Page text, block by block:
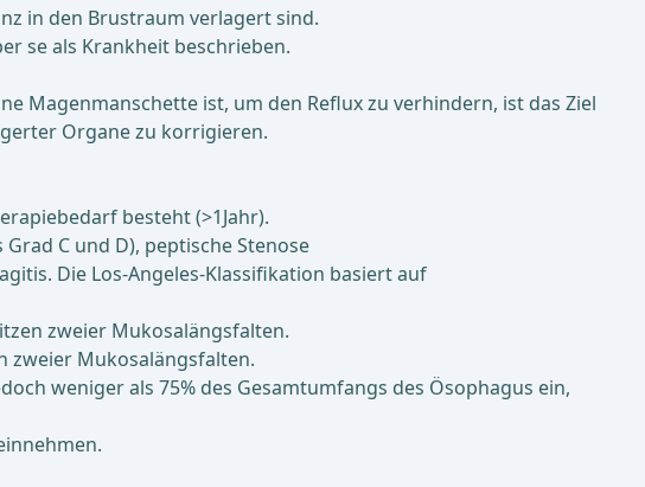
in den Brustraum verlagert sind.
se als Krankheit beschrieben.
Magenmanschette ist, um den Reflux zu verhindern, ist das Ziel
Organe zu korrigieren.
besteht (>1Jahr).
C und D), peptische Stenose
Die Los-Angeles-Klassifikation basiert auf
zweier Mukosalängsfalten.
zweier Mukosalängsfalten.
weniger als 75% des Gesamtumfangs des Ösophagus ein,